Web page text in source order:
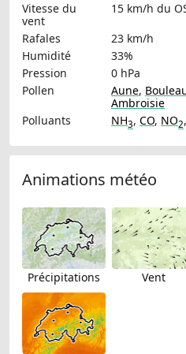
Vitesse du
vent
15 km/h du
Rafales
23 km/h
Humidité
33%
Pression
0 hPa
Pollen
Aune,
Ambroisie
Polluants
NH3, CO, NO2,
Animations météo
Précipitations Vent